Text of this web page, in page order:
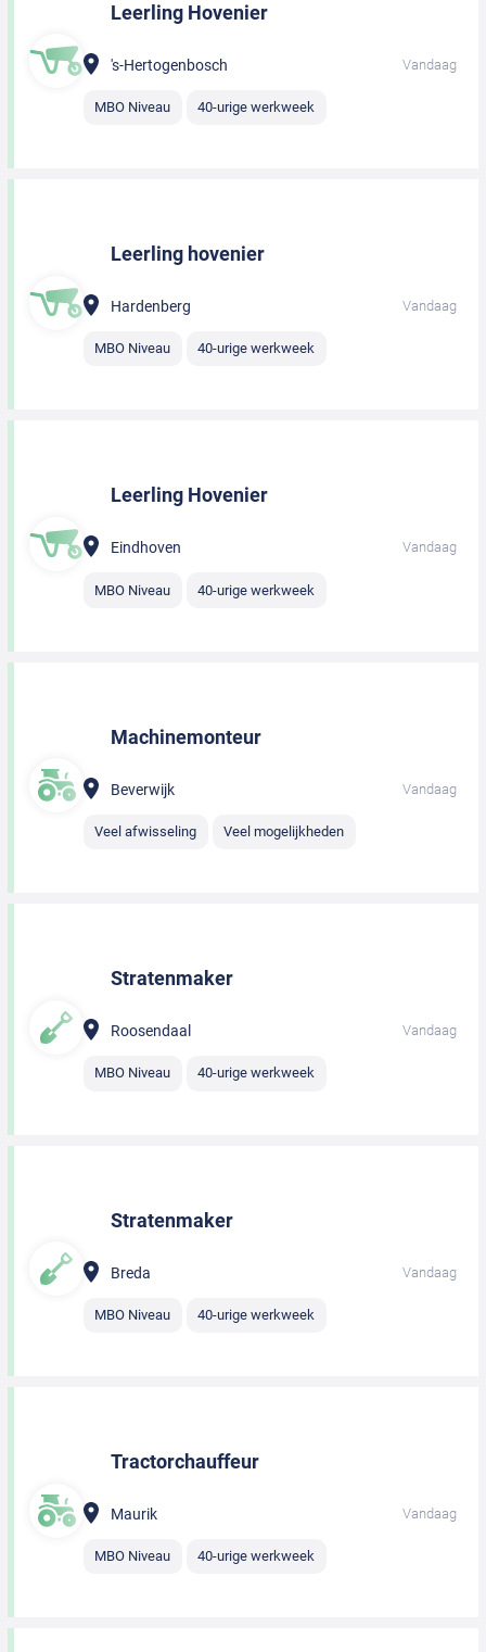
Leerling Hovenier
's-Hertogenbosch Vandaag
MBO Niveau 40-urige werkweek
Leerling hovenier
Hardenberg Vandaag
MBO Niveau 40-urige werkweek
Leerling Hovenier
Eindhoven Vandaag
MBO Niveau 40-urige werkweek
Machinemonteur
Beverwijk Vandaag
Veel afwisseling Veel mogelijkheden
Stratenmaker
Roosendaal Vandaag
MBO Niveau 40-urige werkweek
Stratenmaker
Breda Vandaag
MBO Niveau 40-urige werkweek
Tractorchauffeur
Maurik Vandaag
MBO Niveau 40-urige werkweek